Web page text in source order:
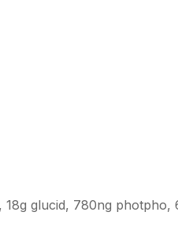
glucid, 780ng photpho,